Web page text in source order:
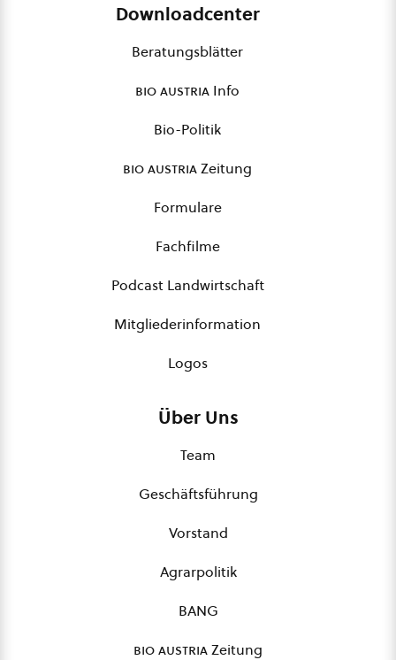
Downloadcenter
Beratungsblätter
bio austria Info
Bio-Politik
bio austriaZeitung
Formulare
Fachfilme
Podcast Landwirtschaft
Mitgliederinformation
Logos
Über Uns
Team
Geschäftsführung
Vorstand
Agrarpolitik
BANG
bio austriaZeitung